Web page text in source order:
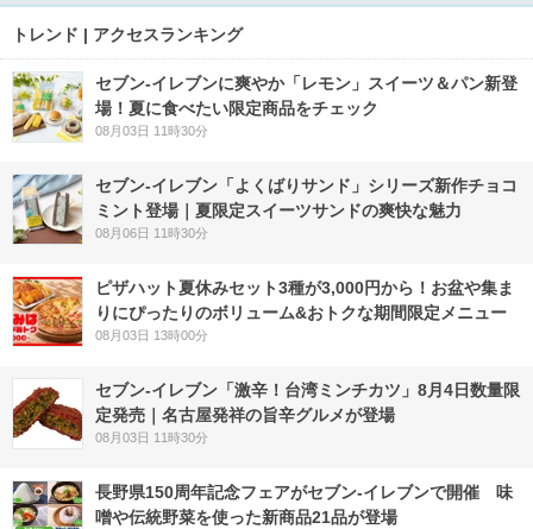
トレンド | アクセスランキング
セブン‐イレブンに爽やか「レモン」スイーツ＆パン新登
場！夏に食べたい限定商品をチェック
08月03日 11時30分
セブン‐イレブン「よくばりサンド」シリーズ新作チョコ
ミント登場｜夏限定スイーツサンドの爽快な魅力
08月06日 11時30分
ピザハット夏休みセット3種が3,000円から！お盆や集ま
りにぴったりのボリューム&おトクな期間限定メニュー
08月03日 13時00分
セブン-イレブン「激辛！台湾ミンチカツ」8月4日数量限
定発売｜名古屋発祥の旨辛グルメが登場
08月03日 11時30分
長野県150周年記念フェアがセブン-イレブンで開催 味
噌や伝統野菜を使った新商品21品が登場